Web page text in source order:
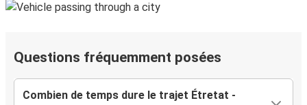
Questions fréquemment posées
Combien de temps dure le trajet Étretat -